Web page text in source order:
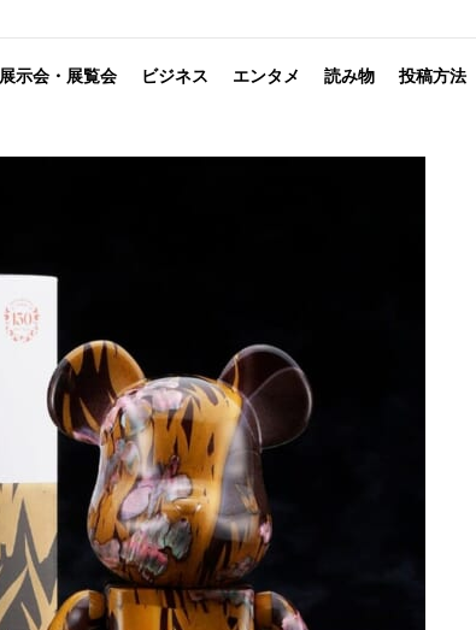
展示会・展覧会 ビジネス エンタメ 読み物 投稿方法